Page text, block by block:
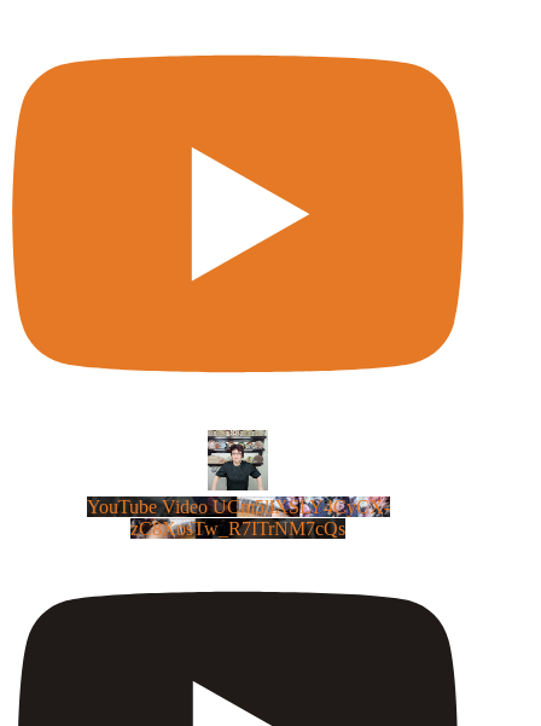
YouTube Video UCm5llXSLY4CyCX-
zC8XosTw_R7ITrNM7cQs